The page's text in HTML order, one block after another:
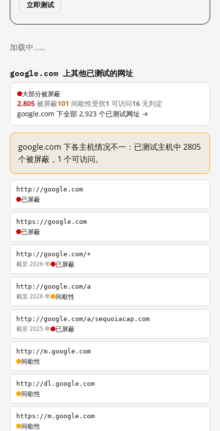
立即测试
加载中……
google.com 上其他已测试的网址
大部分被屏蔽
2,805 被屏蔽101 间歇性受扰1 可访问16 无判定
google.com 下全部 2,923 个已测试网址 →
google.com 下各主机情况不一：已测试主机中 2805
个被屏蔽，1 个可访问。
http://google.com
已屏蔽
https://google.com
已屏蔽
http://google.com/+
截至 2026 年 已屏蔽
http://google.com/a
截至 2026 年 间歇性
http://google.com/a/sequoiacap.com
截至 2025 年 已屏蔽
http://m.google.com
间歇性
http://dl.google.com
间歇性
https://m.google.com
间歇性